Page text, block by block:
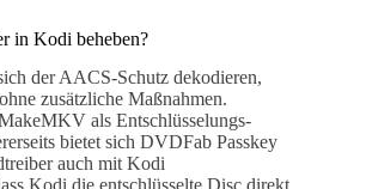
in Kodi beheben?
der AACS-Schutz dekodieren,
zusätzliche Maßnahmen.
als Entschlüsselungs-
bietet sich DVDFab Passkey
auch mit Kodi